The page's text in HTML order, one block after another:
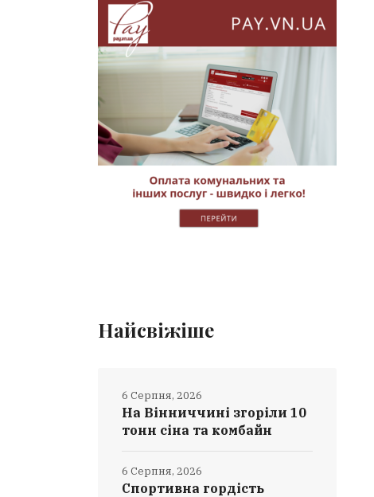
Найсвіжіше
На Вінниччині згоріли 10
тонн сіна та комбайн
6 Серпня, 2026
Спортивна гордість
6 Серпня, 2026